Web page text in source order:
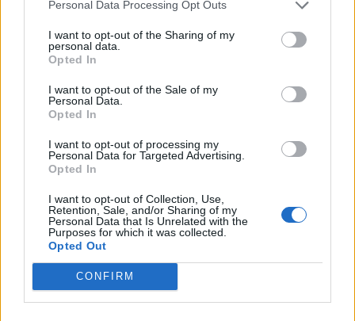
Personal Data Processing Opt Outs
I want to opt-out of the Sharing of my
personal data.
Opted In
I want to opt-out of the Sale of my
Personal Data.
Opted In
I want to opt-out of processing my
Personal Data for Targeted Advertising.
Opted In
I want to opt-out of Collection, Use,
Retention, Sale, and/or Sharing of my
Personal Data that Is Unrelated with the
Purposes for which it was collected.
Opted Out
CONFIRM
ADV